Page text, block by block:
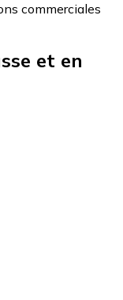
commerciales
et en